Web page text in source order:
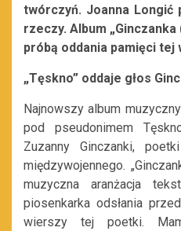
twórczyń. Joanna Longić
rzeczy. Album
próbą oddania pamięci
„Tęskno” oddaje głos
Najnowszy album
pod pseudonimem
Zuzanny Ginczanki,
międzywojennego.
muzyczna aranżacja
piosenkarka odsłania
wierszy tej poetki.